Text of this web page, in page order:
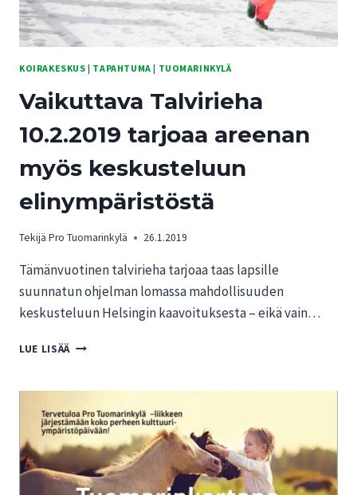
KOIRAKESKUS | TAPAHTUMA | TUOMARINKYLÄ
Vaikuttava Talvirieha
10.2.2019 tarjoaa areenan
myös keskusteluun
elinympäristöstä
Tekijä Pro Tuomarinkylä 26.1.2019
Tämänvuotinen talvirieha tarjoaa taas lapsille
suunnatun ohjelman lomassa mahdollisuuden
keskusteluun Helsingin kaavoituksesta – eikä vain…
LUE LISÄÄ VAIKUTTAVA
TARJOAA
AREENAN
MYÖS
KESKUSTELUUN
ELINYMPÄRISTÖSTÄ